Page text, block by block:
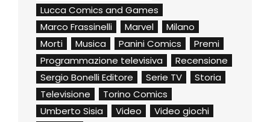
Lucca Comics and Games
Marco Frassinelli
Marvel
Milano
Morti
Musica Panini Comics
Premi
Programmazione televisiva
Recensione
Sergio Bonelli Editore
Serie TV
Storia
Televisione
Torino Comics
Umberto Sisia
Video
Video giochi